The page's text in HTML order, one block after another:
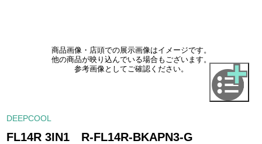
商品画像・店頭での展示画像はイメージです。
他の商品が映り込んでいる場合もございます。
参考画像としてご確認ください。
DEEPCOOL
FL14R 3IN1 R-FL14R-BKAPN3-G